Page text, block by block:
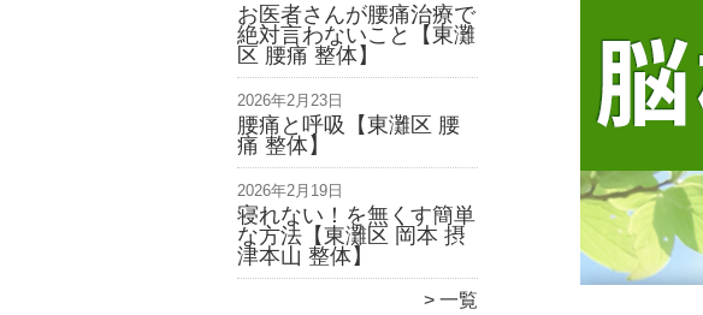
お医者さんが腰痛治療で
絶対言わないこと【東灘
区 腰痛 整体】
2026年2月23日
腰痛と呼吸【東灘区 腰
痛 整体】
2026年2月19日
寝れない！を無くす簡単
な方法【東灘区 岡本 摂
津本山 整体】
一覧